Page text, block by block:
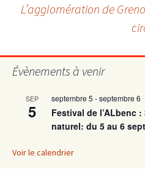
des
articles
L’agglomération de
Évènements à venir
SEP
5
septembre 5 -septembre 6
Festival de l’ALbenc
naturel: du 5 au 6
Voir le calendrier